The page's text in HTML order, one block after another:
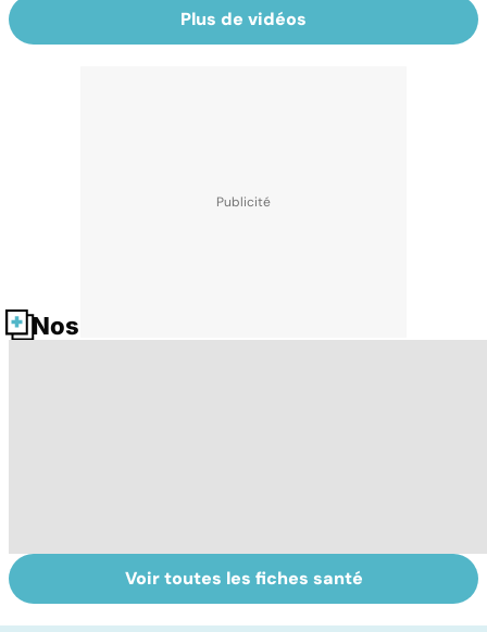
Plus de vidéos
Nos fiches santé
Automne-hiver,
le temps de la
Post-partum : un
bouleversement
Voir toutes les fiches santé